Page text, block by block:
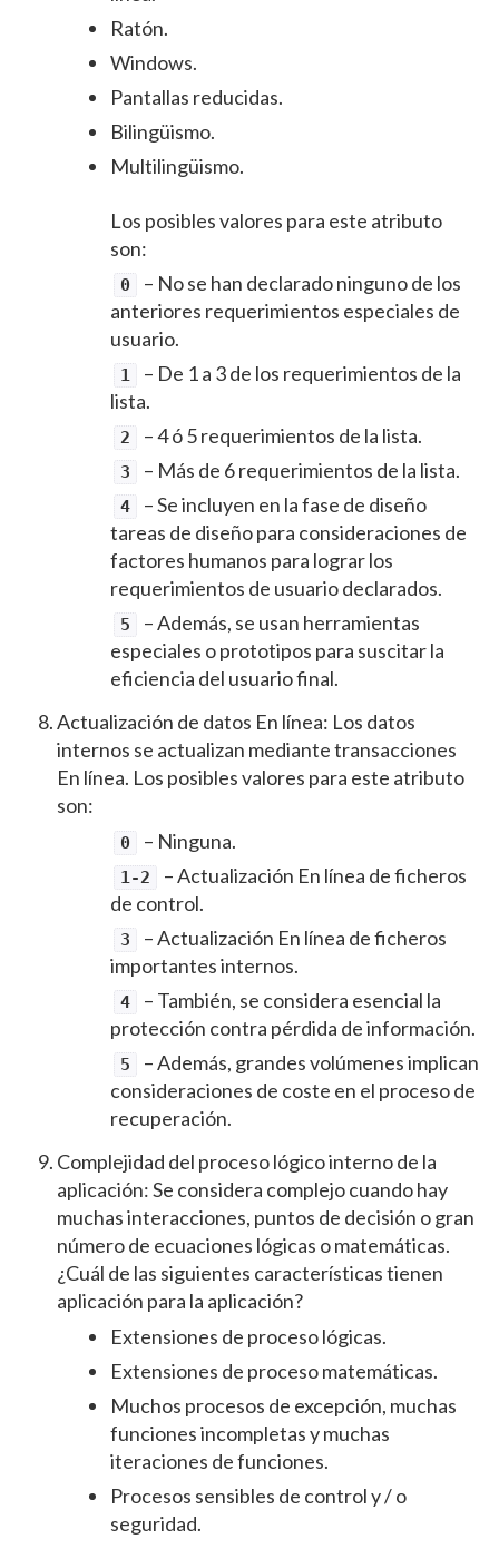
Ratón.
Windows.
Pantallas reducidas.
Bilingüismo.
Multilingüismo.
Los posibles valores para este atributo
son:
0
– No se han declarado ninguno de los
anteriores requerimientos especiales de
usuario.
1
– De 1 a 3 de los requerimientos de la
lista.
2 – 4 ó 5 requerimientos de la lista.
3 – Más de 6 requerimientos de la lista.
4
– Se incluyen en la fase de diseño
tareas de diseño para consideraciones de
factores humanos para lograr los
requerimientos de usuario declarados.
5
– Además, se usan herramientas
especiales o prototipos para suscitar la
eficiencia del usuario final.
Actualización de datos En línea: Los datos
internos se actualizan mediante transacciones
En línea. Los posibles valores para este atributo
son:
0 – Ninguna.
1-2
– Actualización En línea de ficheros
de control.
3
– Actualización En línea de ficheros
importantes internos.
4
– También, se considera esencial la
protección contra pérdida de información.
5
– Además, grandes volúmenes implican
consideraciones de coste en el proceso de
recuperación.
Complejidad del proceso lógico interno de la
aplicación: Se considera complejo cuando hay
muchas interacciones, puntos de decisión o gran
número de ecuaciones lógicas o matemáticas.
¿Cuál de las siguientes características tienen
aplicación para la aplicación?
Extensiones de proceso lógicas.
Extensiones de proceso matemáticas.
Muchos procesos de excepción, muchas
funciones incompletas y muchas
iteraciones de funciones.
Procesos sensibles de control y / o
seguridad.